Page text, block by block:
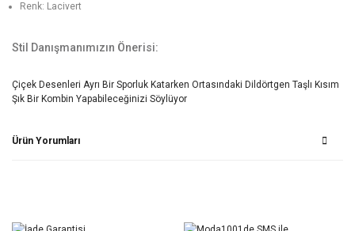
Renk: Lacivert
Stil Danışmanımızın Önerisi:
Çiçek Desenleri Ayrı Bir Sporluk Katarken Ortasındaki Dildörtgen Taşlı Kısım
Şık Bir Kombin Yapabileceğinizi Söylüyor
Ürün Yorumları